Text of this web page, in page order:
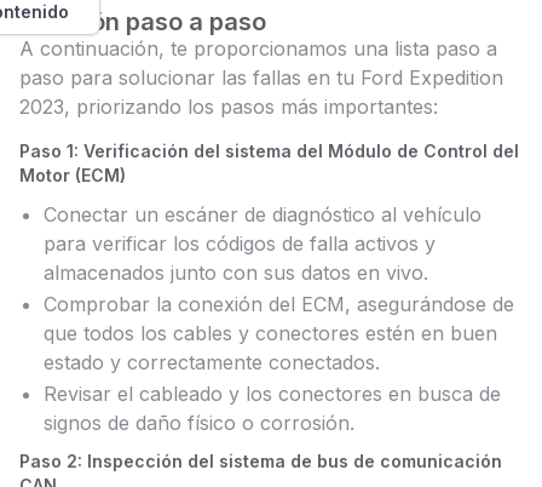
Solución paso a paso
A continuación, te proporcionamos una lista paso a
paso para solucionar las fallas en tu Ford Expedition
2023, priorizando los pasos más importantes:
Paso 1: Verificación del sistema del Módulo de Control del
Motor (ECM)
Conectar un escáner de diagnóstico al vehículo
para verificar los códigos de falla activos y
almacenados junto con sus datos en vivo.
Comprobar la conexión del ECM, asegurándose de
que todos los cables y conectores estén en buen
estado y correctamente conectados.
Revisar el cableado y los conectores en busca de
signos de daño físico o corrosión.
Paso 2: Inspección del sistema de bus de comunicación